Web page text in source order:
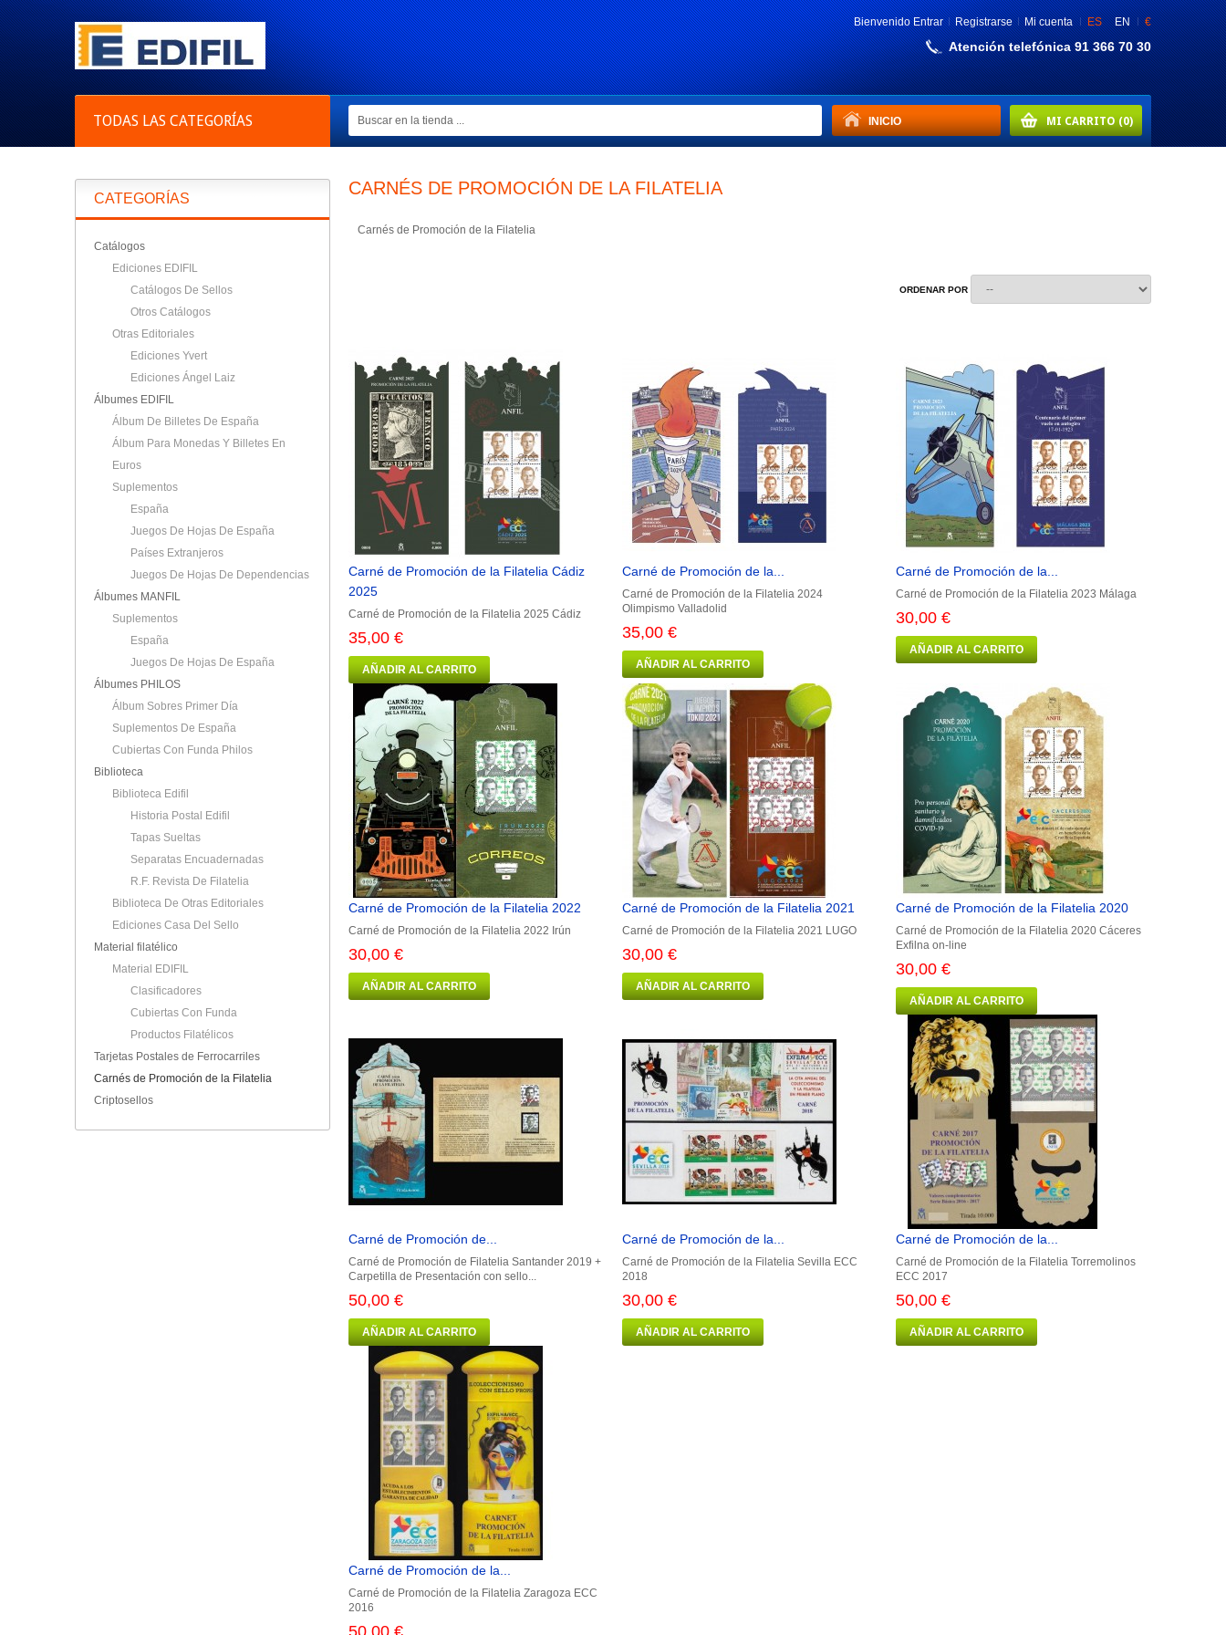
€
ES EN
BienvenidoEntrar Registrarse Mi cuenta
Atención telefónica 91 366 70 30
TODAS LAS CATEGORÍAS MI CARRITO (0)
INICIO
CATEGORÍAS
Catálogos
Ediciones EDIFIL
Catálogos De Sellos
Otros Catálogos
Otras Editoriales
Ediciones Yvert
Ediciones Ángel Laiz
Álbumes EDIFIL
Álbum De Billetes De España
Álbum Para Monedas Y Billetes En
Euros
Suplementos
España
Juegos De Hojas De España
Países Extranjeros
Juegos De Hojas De Dependencias
Álbumes MANFIL
Suplementos
España
Juegos De Hojas De España
Álbumes PHILOS
Álbum Sobres Primer Día
Suplementos De España
Cubiertas Con Funda Philos
Biblioteca
Biblioteca Edifil
Historia Postal Edifil
Tapas Sueltas
Separatas Encuadernadas
R.F. Revista De Filatelia
Biblioteca De Otras Editoriales
Ediciones Casa Del Sello
Material filatélico
Material EDIFIL
Clasificadores
Cubiertas Con Funda
Productos Filatélicos
Tarjetas Postales de Ferrocarriles
Carnés de Promoción de la Filatelia
Criptosellos
CARNÉS DE PROMOCIÓN DE LA FILATELIA
Carnés de Promoción de la Filatelia
ORDENAR POR
Carné de Promoción de la Filatelia Cádiz
2025
Carné de Promoción de la Filatelia 2025 Cádiz
35,00 €
AÑADIR AL CARRITO
Carné de Promoción de la...
Carné de Promoción de la Filatelia 2024
Olimpismo Valladolid
35,00 €
AÑADIR AL CARRITO
Carné de Promoción de la...
Carné de Promoción de la Filatelia 2023 Málaga
30,00 €
AÑADIR AL CARRITO
Carné de Promoción de la Filatelia 2022
Carné de Promoción de la Filatelia 2022 Irún
30,00 €
AÑADIR AL CARRITO
Carné de Promoción de la Filatelia 2021
Carné de Promoción de la Filatelia 2021 LUGO
30,00 €
AÑADIR AL CARRITO
Carné de Promoción de la Filatelia 2020
Carné de Promoción de la Filatelia 2020 Cáceres
Exfilna on-line
30,00 €
AÑADIR AL CARRITO
Carné de Promoción de...
Carné de Promoción de Filatelia Santander 2019 +
Carpetilla de Presentación con sello...
50,00 €
AÑADIR AL CARRITO
Carné de Promoción de la...
Carné de Promoción de la Filatelia Sevilla ECC
2018
30,00 €
AÑADIR AL CARRITO
Carné de Promoción de la...
Carné de Promoción de la Filatelia Torremolinos
ECC 2017
50,00 €
AÑADIR AL CARRITO
Carné de Promoción de la...
Carné de Promoción de la Filatelia Zaragoza ECC
2016
50,00 €